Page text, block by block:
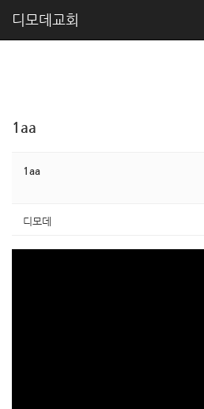
디모데교회
1aa
1aa
디모데